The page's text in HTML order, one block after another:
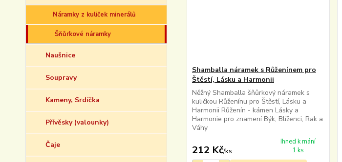
Náramky z kuliček minerálů
Šňůrkové náramky
Naušnice
Soupravy
Kameny, Srdíčka
Přívěsky (valounky)
Čaje
Shamballa náramek s Růženínem pro
Štěstí, Lásku a Harmonii
Něžný Shamballa šňůrkový náramek s
kuličkou Růženínu pro Štěstí, Lásku a
Harmonii Růženín - kámen Lásky a
Harmonie pro znamení Býk, Blíženci, Rak a
Váhy
212 Kč/ks
Ihned k mání
1 ks